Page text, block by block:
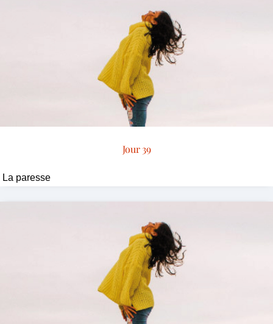
Jour 39
La paresse